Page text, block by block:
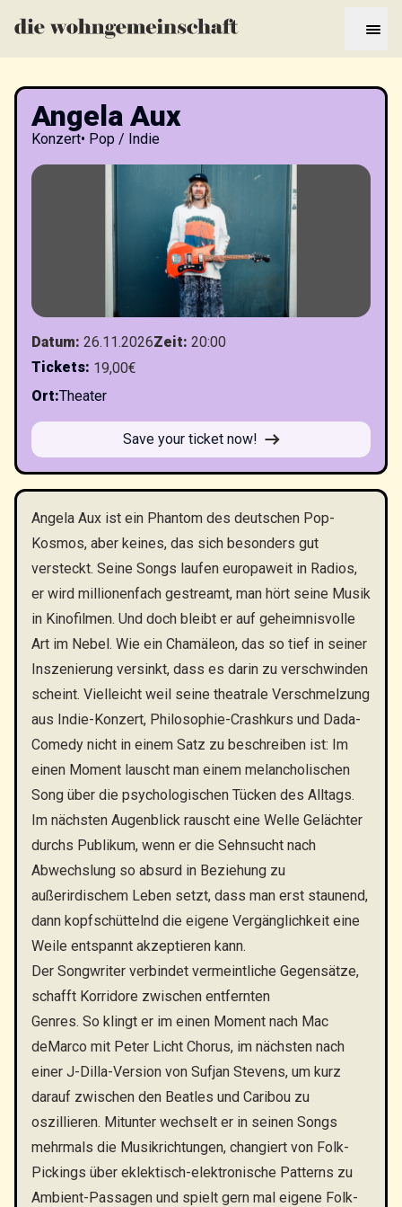
Angela Aux
Konzert• Pop / Indie
Datum: 26.11.2026Zeit: 20:00
Tickets: 19,00€
Ort:Theater
Save your ticket now!
Angela Aux ist ein Phantom des deutschen Pop-
Kosmos, aber keines, das sich besonders gut
versteckt. Seine Songs laufen europaweit in Radios,
er wird millionenfach gestreamt, man hört seine Musik
in Kinofilmen. Und doch bleibt er auf geheimnisvolle
Art im Nebel. Wie ein Chamäleon, das so tief in seiner
Inszenierung versinkt, dass es darin zu verschwinden
scheint. Vielleicht weil seine theatrale Verschmelzung
aus Indie-Konzert, Philosophie-Crashkurs und Dada-
Comedy nicht in einem Satz zu beschreiben ist: Im
einen Moment lauscht man einem melancholischen
Song über die psychologischen Tücken des Alltags.
Im nächsten Augenblick rauscht eine Welle Gelächter
durchs Publikum, wenn er die Sehnsucht nach
Abwechslung so absurd in Beziehung zu
außerirdischem Leben setzt, dass man erst staunend,
dann kopfschüttelnd die eigene Vergänglichkeit eine
Weile entspannt akzeptieren kann.
Der Songwriter verbindet vermeintliche Gegensätze,
schafft Korridore zwischen entfernten
Genres. So klingt er im einen Moment nach Mac
deMarco mit Peter Licht Chorus, im nächsten nach
einer J-Dilla-Version von Sufjan Stevens, um kurz
darauf zwischen den Beatles und Caribou zu
oszillieren. Mitunter wechselt er in seinen Songs
mehrmals die Musikrichtungen, changiert von Folk-
Pickings über eklektisch-elektronische Patterns zu
Ambient-Passagen und spielt gern mal eigene Folk-